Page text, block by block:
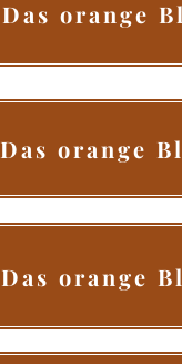
Das orange
Das orange
Das orange